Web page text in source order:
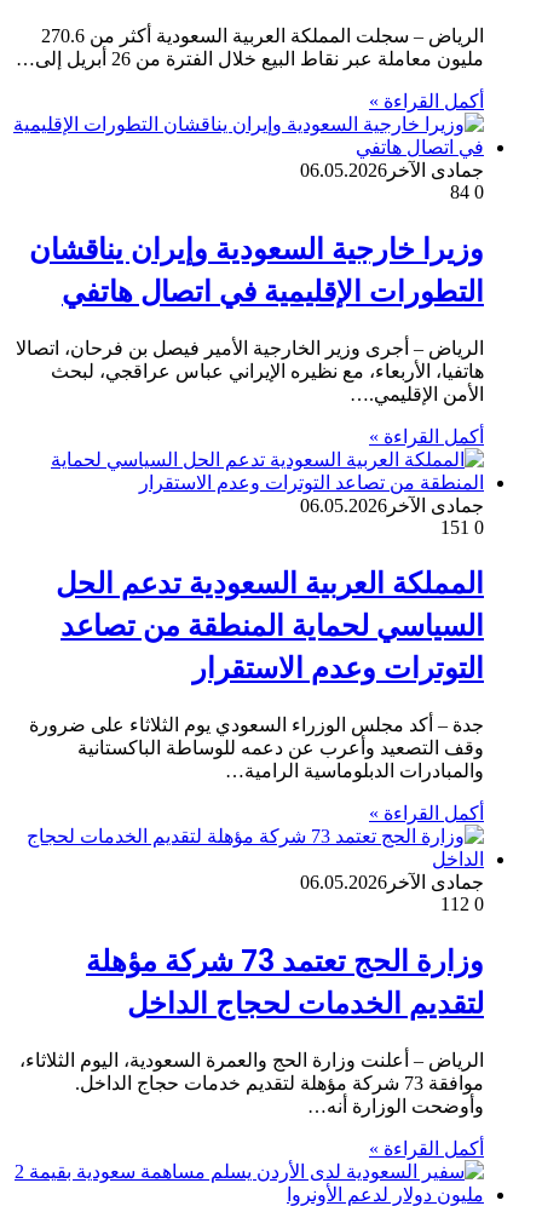
الرياض – سجلت المملكة العربية السعودية أكثر من 270.6
مليون معاملة عبر نقاط البيع خلال الفترة من 26 أبريل إلى…
أكمل القراءة »
جمادى الآخر 06.05.2026
0
وزيرا خارجية السعودية وإيران يناقشان
التطورات الإقليمية في اتصال هاتفي
الرياض – أجرى وزير الخارجية الأمير فيصل بن فرحان، اتصالا
هاتفيا، الأربعاء، مع نظيره الإيراني عباس عراقجي، لبحث
الأمن الإقليمي.…
أكمل القراءة »
جمادى الآخر 06.05.2026
0
المملكة العربية السعودية تدعم الحل
السياسي لحماية المنطقة من تصاعد
التوترات وعدم الاستقرار
جدة – أكد مجلس الوزراء السعودي يوم الثلاثاء على ضرورة
وقف التصعيد وأعرب عن دعمه للوساطة الباكستانية
والمبادرات الدبلوماسية الرامية…
أكمل القراءة »
جمادى الآخر 06.05.2026
0
وزارة الحج تعتمد 73 شركة مؤهلة
لتقديم الخدمات لحجاج الداخل
الرياض – أعلنت وزارة الحج والعمرة السعودية، اليوم الثلاثاء،
موافقة 73 شركة مؤهلة لتقديم خدمات حجاج الداخل.
وأوضحت الوزارة أنه…
أكمل القراءة »